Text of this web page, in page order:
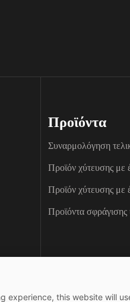
Προϊόντα
Συναρμολόγηση
Προϊόν χύτευσης με
Προϊόν χύτευσης με
Προϊόντα σφράγισης
experience, this website will